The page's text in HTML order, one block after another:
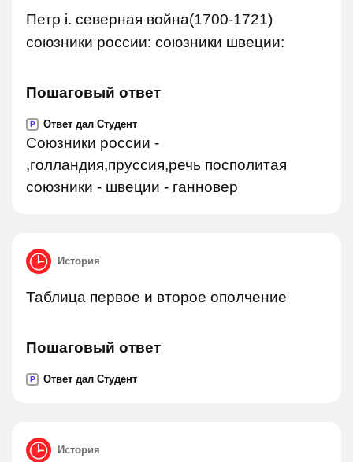
Петр i. северная война(1700-1721)
союзники россии: союзники швеции:
Пошаговый ответ
P Ответ дал Студент
Союзники россии -
,голландия,пруссия,речь посполитая
союзники - швеции - ганновер
История
Таблица первое и второе ополчение
Пошаговый ответ
P Ответ дал Студент
История